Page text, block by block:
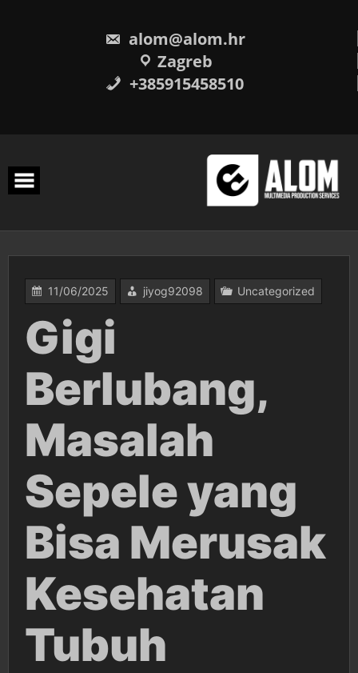
alom@alom.hr
Zagreb
+385915458510
11/06/2025 jiyog92098 Uncategorized
Gigi
Berlubang,
Masalah
Sepele yang
Bisa Merusak
Kesehatan
Tubuh